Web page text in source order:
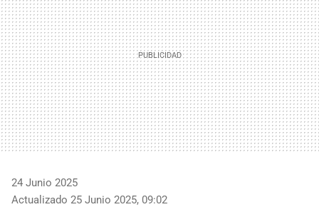
24 Junio 2025
Actualizado 25 Junio 2025, 09:02